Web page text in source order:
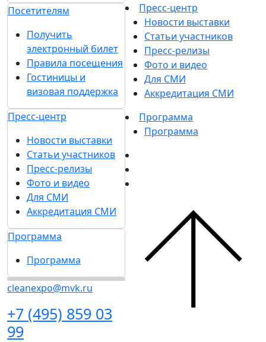
Посетителям
Получить
электронный билет
Правила посещения
Гостиницы и
визовая поддержка
Пресс-центр
Новости выставки
Статьи участников
Пресс-релизы
Фото и видео
Для СМИ
Аккредитация СМИ
Программа
Программа
cleanexpo@mvk.ru
+7 (495) 859 03
99
Пресс-центр
Новости выставки
Статьи участников
Пресс-релизы
Фото и видео
Для СМИ
Аккредитация СМИ
Программа
Программа